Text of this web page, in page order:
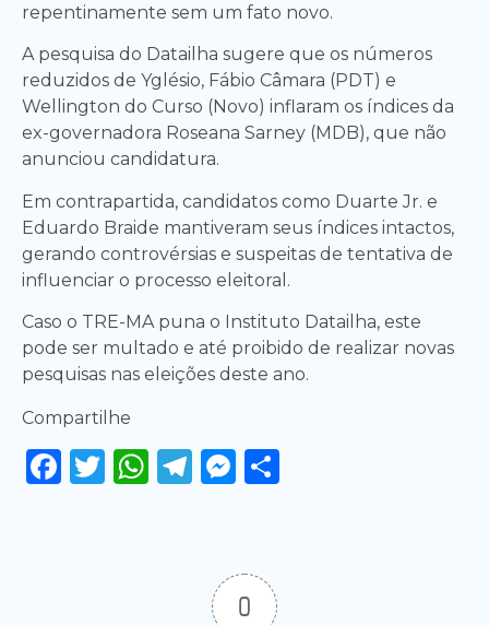
repentinamente sem um fato novo.
A pesquisa do Datailha sugere que os números
reduzidos de Yglésio, Fábio Câmara (PDT) e
Wellington do Curso (Novo) inflaram os índices da
ex-governadora Roseana Sarney (MDB), que não
anunciou candidatura.
Em contrapartida, candidatos como Duarte Jr. e
Eduardo Braide mantiveram seus índices intactos,
gerando controvérsias e suspeitas de tentativa de
influenciar o processo eleitoral.
Caso o TRE-MA puna o Instituto Datailha, este
pode ser multado e até proibido de realizar novas
pesquisas nas eleições deste ano.
Compartilhe
Facebook
Twitter
WhatsApp
Telegram
Messenger
0